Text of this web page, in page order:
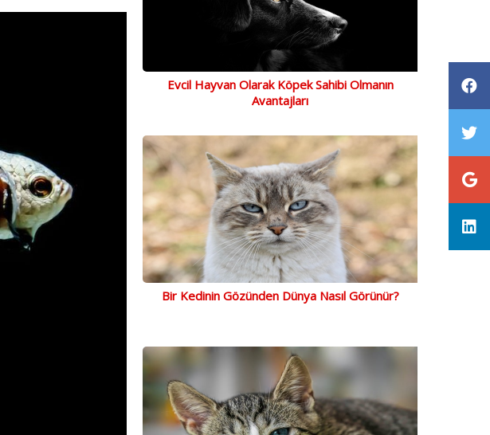
Evcil Hayvan Olarak Köpek Sahibi Olmanın
Avantajları
Bir Kedinin Gözünden Dünya Nasıl Görünür?